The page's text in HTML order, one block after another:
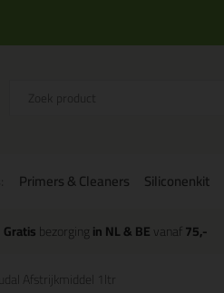
Primers & Cleaners Siliconenkit
Gratisbezorgingin NL & BEvanaf 75,-
Afstrijkmiddel 1ltr